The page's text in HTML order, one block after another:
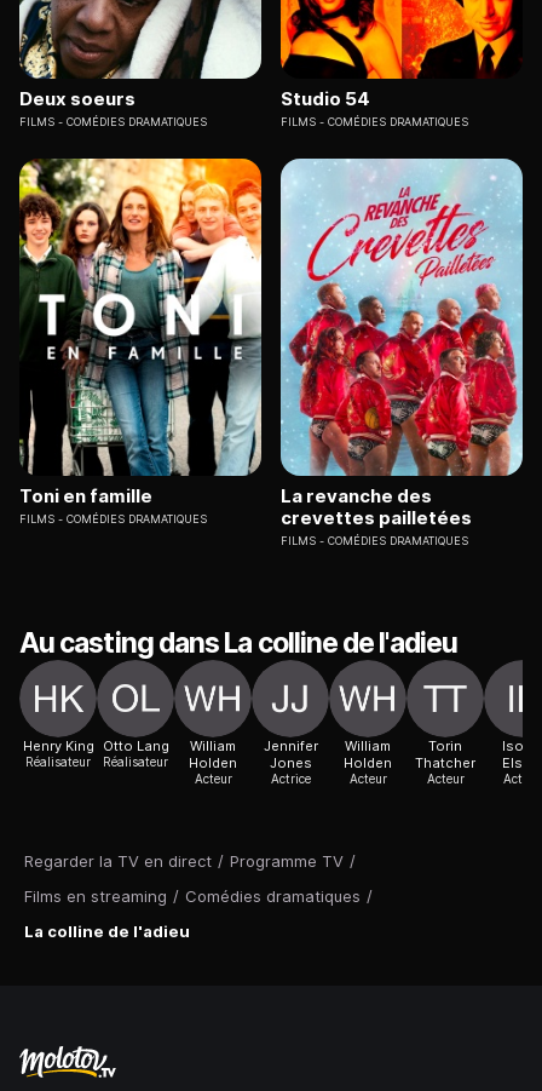
Regarder la TV en direct / Programme TV /
Films en streaming / Comédies dramatiques /
La colline de l'adieu
Deux soeurs
FILMS COMÉDIES DRAMATIQUES
Studio 54
FILMS COMÉDIES DRAMATIQUES
Toni en famille
FILMS COMÉDIES DRAMATIQUES
La revanche des
crevettes pailletées
FILMS COMÉDIES DRAMATIQUES
Au casting dans La colline de l'adieu
Henry King
Réalisateur
Otto Lang
Réalisateur
William
Holden
Acteur
Jennifer
Jones
Actrice
William
Holden
Acteur
Torin
Thatcher
Acteur
Elsom
Actrice